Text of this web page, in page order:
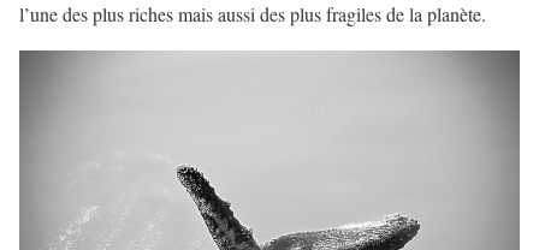
l’une des plus riches mais aussi des plus fragiles de la planète.